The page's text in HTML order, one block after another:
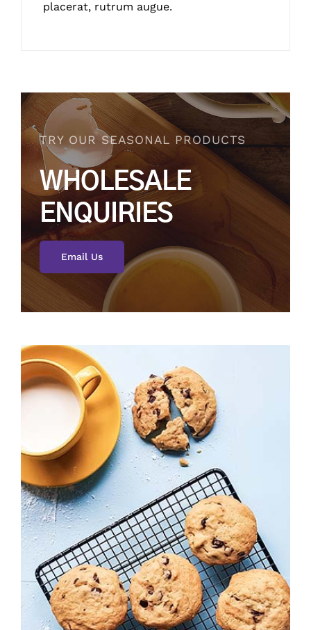
placerat, rutrum augue.
TRY OUR SEASONAL PRODUCTS
WHOLESALE
ENQUIRIES
Email Us